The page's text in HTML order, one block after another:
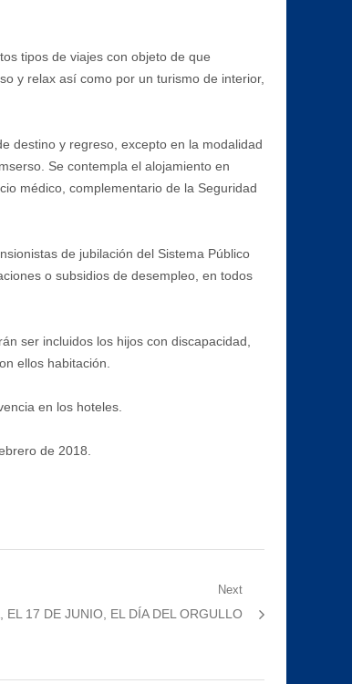
tipos de viajes con objeto de que
y relax así como por un turismo de interior,
destino y regreso, excepto en la modalidad
Se contempla el alojamiento en
médico, complementario de la Seguridad
de jubilación del Sistema Público
o subsidios de desempleo, en todos
ser incluidos los hijos con discapacidad,
ellos habitación.
en los hoteles.
de 2018.
Next
17 DE JUNIO, EL DÍA DEL ORGULLO